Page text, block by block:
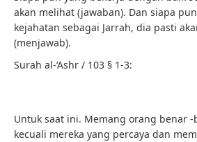
akan melihat (jawaban). Dan siapa
kejahatan sebagai Jarrah, dia pasti
(menjawab).
Surah al-‘Ashr / 103 § 1-3:
Untuk saat ini. Memang orang benar
kecuali mereka yang percaya dan